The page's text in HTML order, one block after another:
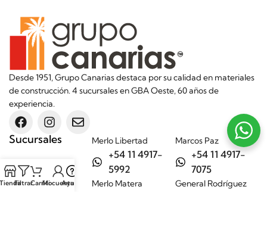
Desde 1951, Grupo Canarias destaca por su calidad en materiales
de construcción. 4 sucursales en GBA Oeste, 60 años de
experiencia.
Sucursales Merlo Libertad
+54 11 4917-
5992
Merlo Matera
Marcos Paz
+54 11 4917-
7075
General Rodríguez
FiltrarCarritoMi cuenta
Ayuda